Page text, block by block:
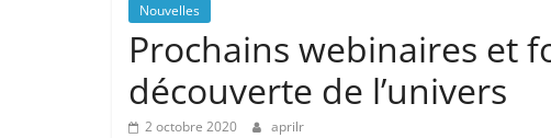
Nouvelles
Prochains webinaires et
découverte de l’univers
2 octobre 2020 aprilr